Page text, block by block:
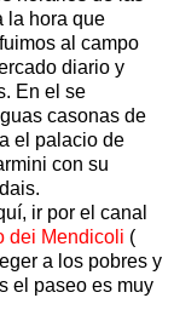
la hora que
al campo
diario y
En el se
casonas de
el palacio de
con su
ir por el canal
dei Mendicoli (
a los pobres y
el paseo es muy